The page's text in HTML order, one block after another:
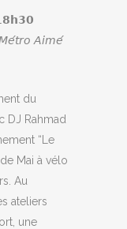
𝘈𝘪𝘮𝘦́
du
DJ Rahmad
“Le
Mai à vélo
Au
ateliers
une